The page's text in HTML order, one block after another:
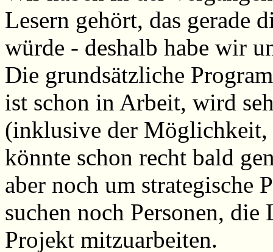
Lesern gehört, das gerade
würde - deshalb habe wir
Die grundsätzliche
ist schon in Arbeit, wird
(inklusive der Möglichkeit,
könnte schon recht bald
aber noch um strategische
suchen noch Personen,
Projekt mitzuarbeiten.